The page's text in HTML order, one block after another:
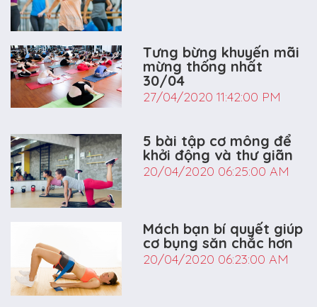
Tưng bừng khuyến mãi
mừng thống nhất
30/04
27/04/2020 11:42:00 PM
5 bài tập cơ mông để
khởi động và thư giãn
20/04/2020 06:25:00 AM
Mách bạn bí quyết giúp
cơ bụng săn chắc hơn
20/04/2020 06:23:00 AM